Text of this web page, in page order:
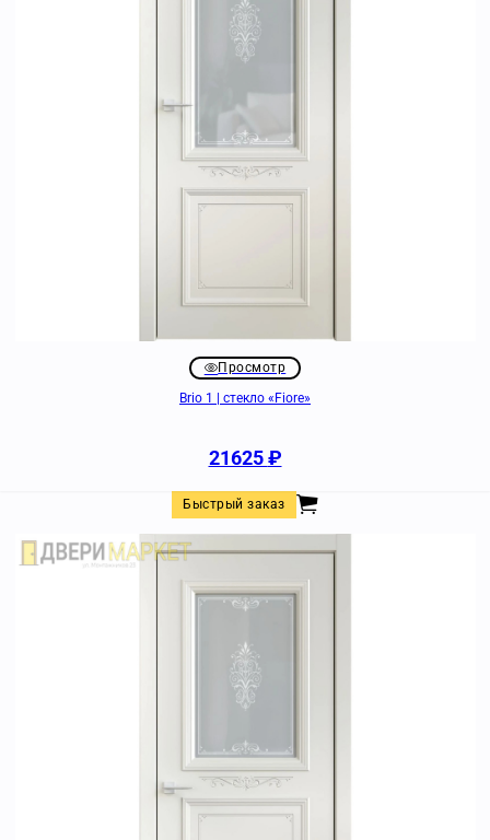
Просмотр
Brio 1 | стекло «Fiore»
21625₽
Быстрый заказ